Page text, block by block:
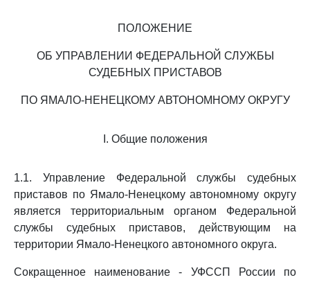
ПОЛОЖЕНИЕ
ОБ УПРАВЛЕНИИ ФЕДЕРАЛЬНОЙ СЛУЖБЫ
СУДЕБНЫХ ПРИСТАВОВ
ПО ЯМАЛО-НЕНЕЦКОМУ АВТОНОМНОМУ ОКРУГУ
I. Общие положения
1.1. Управление Федеральной службы судебных
приставов по Ямало-Ненецкому автономному округу
является территориальным органом Федеральной
службы судебных приставов, действующим на
территории Ямало-Ненецкого автономного округа.
Сокращенное наименование - УФССП России по